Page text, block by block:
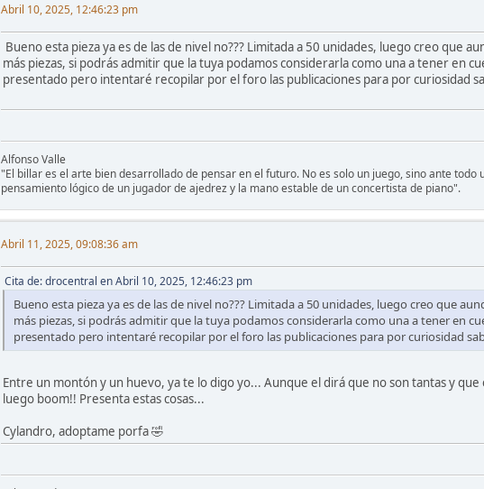
Abril 10, 2025, 12:46:23 pm
Bueno esta pieza ya es de las de nivel no??? Limitada a 50 unidades, luego creo que
más piezas, si podrás admitir que la tuya podamos considerarla como una a tener en
presentado pero intentaré recopilar por el foro las publicaciones para por curiosidad
Alfonso Valle
"El billar es el arte bien desarrollado de pensar en el futuro. No es solo un juego, sino ante
pensamiento lógico de un jugador de ajedrez y la mano estable de un concertista de piano".
Abril 11, 2025, 09:08:36 am
Cita de: drocentral en Abril 10, 2025, 12:46:23 pm
Bueno esta pieza ya es de las de nivel no??? Limitada a 50 unidades, luego creo que
más piezas, si podrás admitir que la tuya podamos considerarla como una a tener en
presentado pero intentaré recopilar por el foro las publicaciones para por curiosidad
Entre un montón y un huevo, ya te lo digo yo... Aunque el dirá que no son tantas y
luego boom!! Presenta estas cosas...
Cylandro, adoptame porfa 🤣